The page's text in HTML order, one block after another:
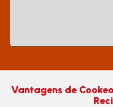
Vantagens de